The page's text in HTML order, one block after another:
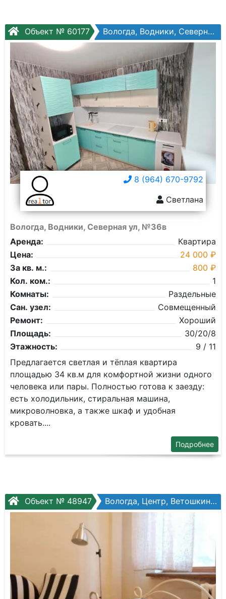
Объект № 60177 Вологда, Водники, Северная ул, №36в
8 (964) 670-9792
Светлана
Вологда, Водники, Северная ул, №36в
Аренда:
Квартира
Цена:
24 000 ₽
За кв. м.:
800 ₽
Кол. ком.:
1
Комнаты:
Раздельные
Сан. узел:
Совмещенный
Ремонт:
Хороший
Площадь:
30/20/8
Этажность:
9 / 11
Предлагается светлая и тёплая квартира
площадью 34 кв.м для комфортной жизни одного
человека или пары. Полностью готова к заезду:
есть холодильник, стиральная машина,
микроволновка, а также шкаф и удобная
кровать....
Подробнее
Объект № 48947 Вологда, Центр, Ветошкина ул, №103а